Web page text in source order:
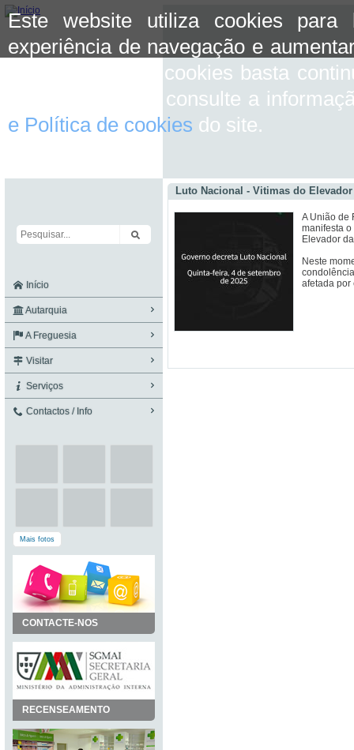
Este website utiliza cookies para
experiência de navegação e
aceitar o uso de cookies basta
mais informação consulte a
e Política de cookies do site.
Início
Autarquia
A Freguesia
Visitar
Serviços
Contactos / Info
Mais fotos
CONTACTE-NOS
RECENSEAMENTO
Luto Nacional - Vitimas do
A União de
manifesta
Elevador
Neste
afetada por